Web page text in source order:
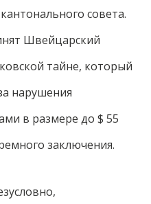
совета.
Швейцарский
тайне, который
нарушения
в размере до $ 55
заключения.